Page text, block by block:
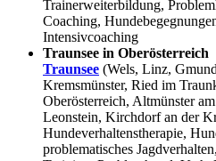
Trainerweiterbildung,
Coaching,
Intensivcoaching
Traunsee in Oberösterreich
Traunsee (Wels, Linz,
Kremsmünster, Ried im
Oberösterreich, Altmünster
Leonstein, Kirchdorf an der
Hundeverhaltenstherapie,
problematisches